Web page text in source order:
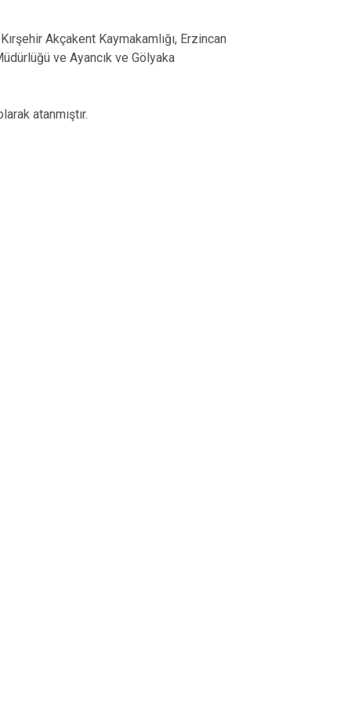
Akçakent Kaymakamlığı, Erzincan
ve Ayancık ve Gölyaka
atanmıştır.